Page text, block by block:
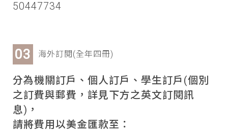
50447734
海外訂閱(全年四冊)
分為機關訂戶、個人訂戶、學生訂戶(個別
之訂費與郵費，詳見下方之英文訂閱訊
息)，
請將費用以美金匯款至：